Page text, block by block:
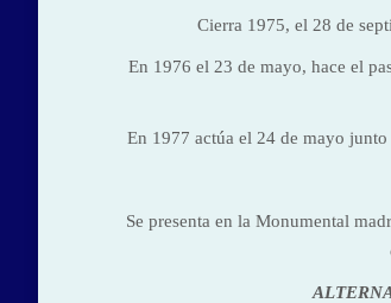
Cierra 1975, el 28 de
En 1976 el 23 de mayo, hace el
En 1977 actúa el 24 de mayo junto
Se presenta en la Monumental